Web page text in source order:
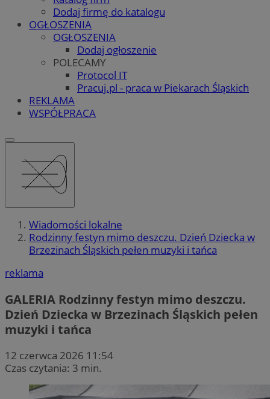
Dodaj firmę do katalogu
OGŁOSZENIA
OGŁOSZENIA
Dodaj ogłoszenie
POLECAMY
Protocol IT
Pracuj.pl - praca w Piekarach Śląskich
REKLAMA
WSPÓŁPRACA
Wiadomości lokalne
Rodzinny festyn mimo deszczu. Dzień Dziecka w
Brzezinach Śląskich pełen muzyki i tańca
reklama
GALERIA Rodzinny festyn mimo deszczu.
Dzień Dziecka w Brzezinach Śląskich pełen
muzyki i tańca
12 czerwca 2026 11:54
Czas czytania: 3 min.